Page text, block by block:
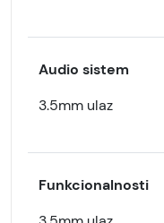
Audio sistem
3.5mm ulaz
Funkcionalnosti